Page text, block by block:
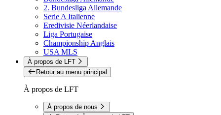
2. Bundesliga Allemande
Serie A Italienne
Eredivisie Néerlandaise
Liga Portugaise
Championship Anglais
USA MLS
À propos de LFT
Retour au menu principal
À propos de LFT
À propos de nous